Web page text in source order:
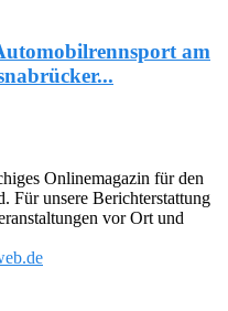
am
Onlinemagazin für den
Für unsere Berichterstattung
vor Ort und